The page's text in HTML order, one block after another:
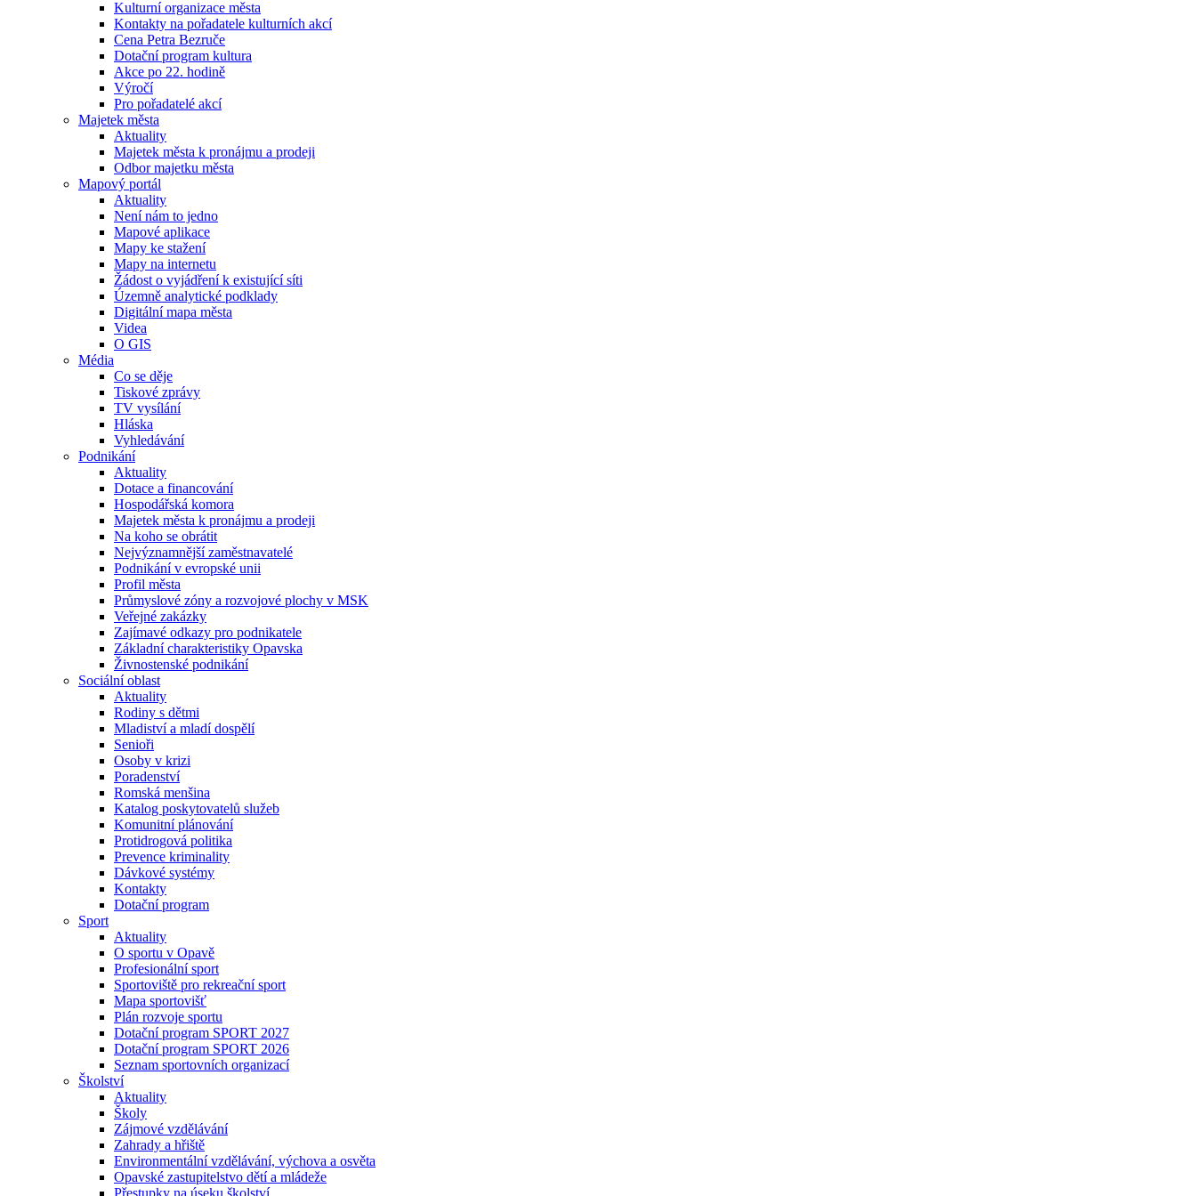
Kulturní organizace města
Kontakty na pořadatele kulturních akcí
Cena Petra Bezruče
Dotační program kultura
Akce po 22. hodině
Výročí
Pro pořadatelé akcí
Majetek města
Aktuality
Majetek města k pronájmu a prodeji
Odbor majetku města
Mapový portál
Aktuality
Není nám to jedno
Mapové aplikace
Mapy ke stažení
Mapy na internetu
Žádost o vyjádření k existující síti
Územně analytické podklady
Digitální mapa města
Videa
O GIS
Média
Co se děje
Tiskové zprávy
TV vysílání
Hláska
Vyhledávání
Podnikání
Aktuality
Dotace a financování
Hospodářská komora
Majetek města k pronájmu a prodeji
Na koho se obrátit
Nejvýznamnější zaměstnavatelé
Podnikání v evropské unii
Profil města
Průmyslové zóny a rozvojové plochy v MSK
Veřejné zakázky
Zajímavé odkazy pro podnikatele
Základní charakteristiky Opavska
Živnostenské podnikání
Sociální oblast
Aktuality
Rodiny s dětmi
Mladiství a mladí dospělí
Senioři
Osoby v krizi
Poradenství
Romská menšina
Katalog poskytovatelů služeb
Komunitní plánování
Protidrogová politika
Prevence kriminality
Dávkové systémy
Kontakty
Dotační program
Sport
Aktuality
O sportu v Opavě
Profesionální sport
Sportoviště pro rekreační sport
Mapa sportovišť
Plán rozvoje sportu
Dotační program SPORT 2027
Dotační program SPORT 2026
Seznam sportovních organizací
Školství
Aktuality
Školy
Zájmové vzdělávání
Zahrady a hřiště
Environmentální vzdělávání, výchova a osvěta
Opavské zastupitelstvo dětí a mládeže